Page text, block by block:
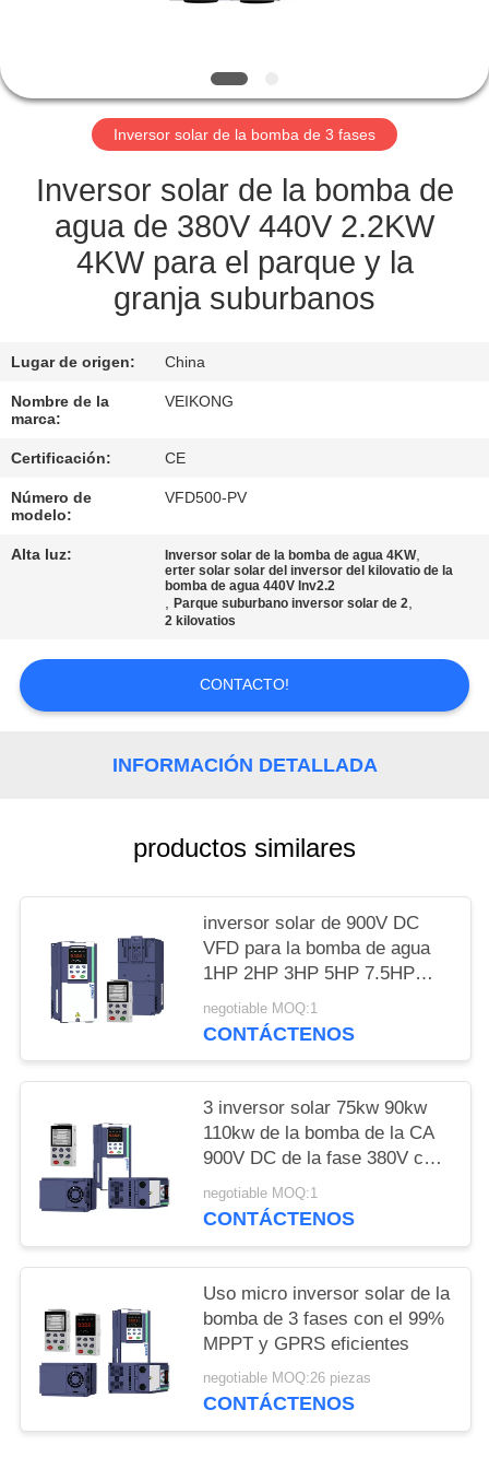
CONTROL
CALIDAD
CONTÁCTENOS
SOLICITAR
UNA
COTIZACIÓN
MAPA
DEL
PRIVACIDAD
Inversor solar de la bomba de 3 fases
Inversor solar de la bomba de
agua de 380V 440V 2.2KW
4KW para el parque y la
granja suburbanos
Lugar de origen: China
Nombre de la
marca:
VEIKONG
Certificación: CE
Número de
modelo:
VFD500-PV
Alta luz: Inversor solar de la bomba de agua 4KW,
erter solar solar del inversor del kilovatio de la
bomba de agua 440V Inv2.2
,Parque suburbano inversor solar de 2,
2 kilovatios
CONTACTO!
INFORMACIÓN DETALLADA
productos similares
inversor solar de 900V DC
VFD para la bomba de agua
1HP 2HP 3HP 5HP 7.5HP
10HP
negotiable MOQ:1
CONTÁCTENOS
3 inversor solar 75kw 90kw
110kw de la bomba de la CA
900V DC de la fase 380V con
MPPT
negotiable MOQ:1
CONTÁCTENOS
Uso micro inversor solar de la
bomba de 3 fases con el 99%
MPPT y GPRS eficientes
negotiable MOQ:26 piezas
CONTÁCTENOS